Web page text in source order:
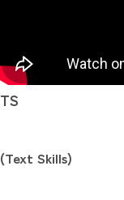
TS
(Text Skills)